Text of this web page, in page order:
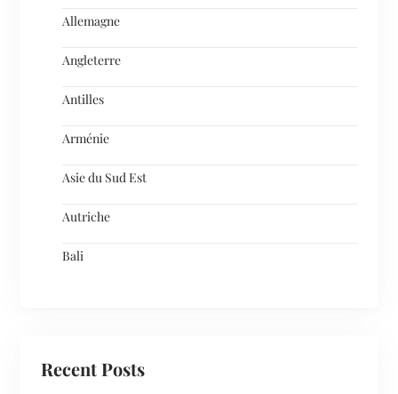
Allemagne
Angleterre
Antilles
Arménie
Asie du Sud Est
Autriche
Bali
Recent Posts